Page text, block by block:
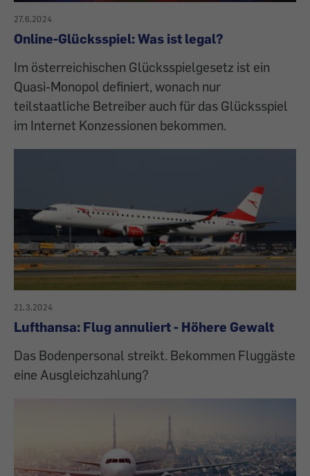
27.6.2024
Online-Glücksspiel: Was ist legal?
Im österreichischen Glücksspielgesetz ist ein
Quasi-Monopol definiert, wonach nur
teilstaatliche Betreiber auch für das Glücksspiel
im Internet Konzessionen bekommen.
21.3.2024
Lufthansa: Flug annuliert - Höhere Gewalt
Das Bodenpersonal streikt. Bekommen Fluggäste
eine Ausgleichzahlung?